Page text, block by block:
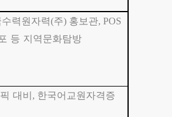
력원자력(주) 홍보관, POS
등 지역문화탐방
대비, 한국어교원자격증